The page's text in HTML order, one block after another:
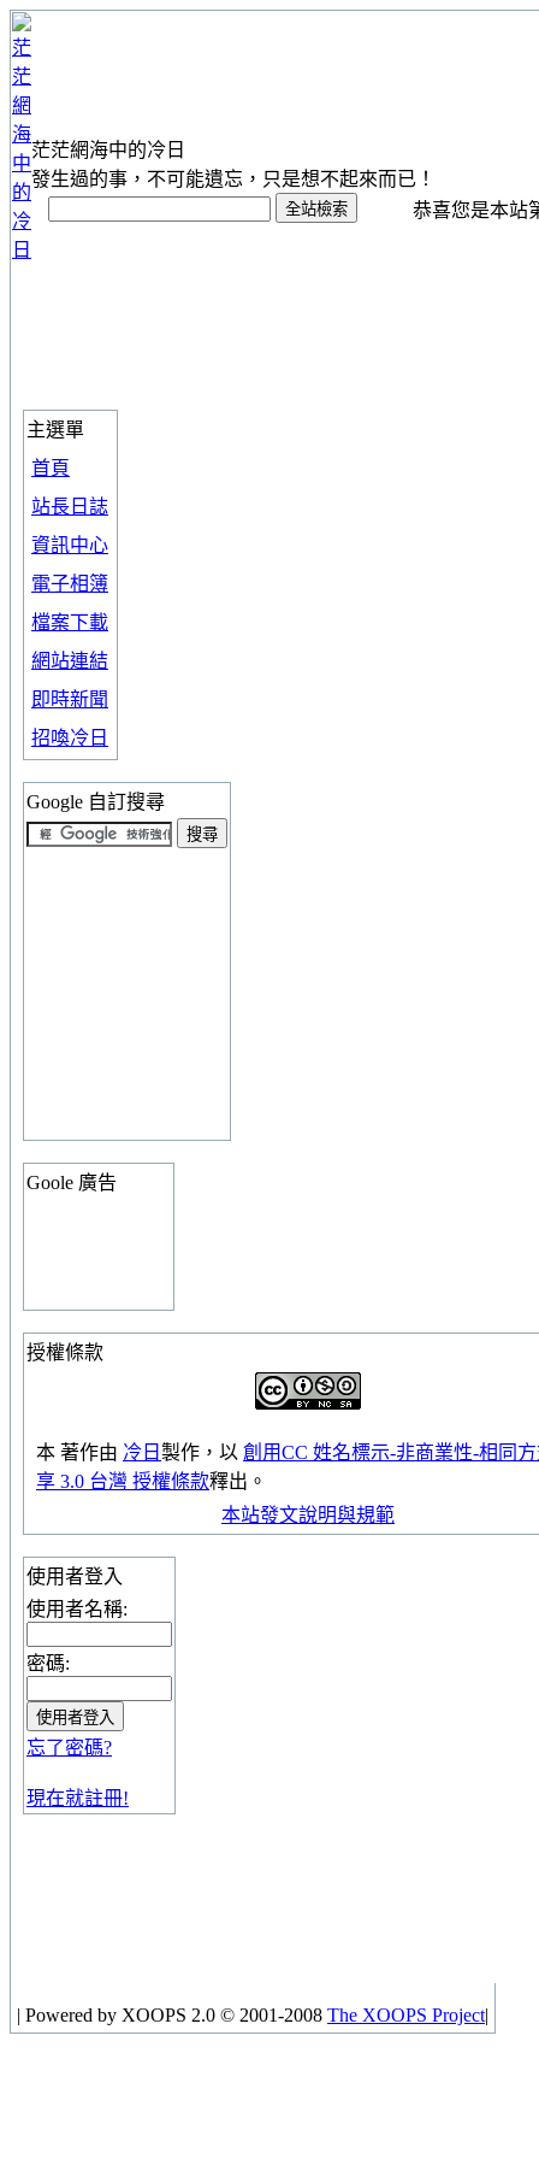
茫茫網海中的冷日
發生過的事，不可能遺忘，只是想不起來而已！
恭喜您是本站
主選單
首頁
站長日誌
資訊中心
電子相簿
檔案下載
網站連結
即時新聞
招喚冷日
Google 自訂搜尋
Goole 廣告
授權條款
本 著作由 冷日 製作，以 創用CC 姓名標示-非商業性-相同
享 3.0 台灣 授權條款釋出。
本站發文說明與規範
使用者登入
使用者名稱:
密碼:
忘了密碼?
現在就註冊!
| Powered by XOOPS 2.0 © 2001-2008 The XOOPS Project|